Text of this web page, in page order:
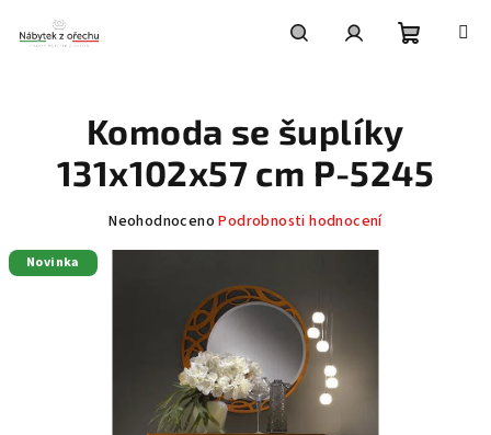
obsah
Komoda se šuplíky
131x102x57 cm P-5245
Průměrné
hvězdiček.
Neohodnoceno Podrobnosti hodnocení
Novinka